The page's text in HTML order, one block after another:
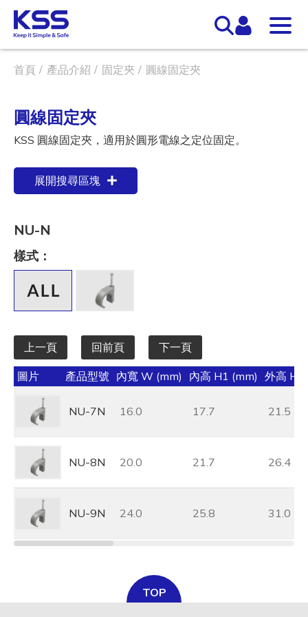
首頁 產品介紹 固定夾 圓線固定夾
圓線固定夾
KSS 圓線固定夾，適用於圓形電線之定位固定。
展開搜尋區塊
NU-N
樣式：
上一頁 回前頁 下一頁
圖片 產品型號 內寬 W (mm) 內高 H1 (mm) 外高 H
NU-7N 16.0 17.7 21.5
NU-8N 20.0 21.7 26.4
NU-9N 24.0 25.8 31.0
TOP